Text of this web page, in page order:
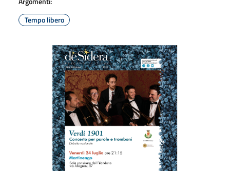
Tempo libero